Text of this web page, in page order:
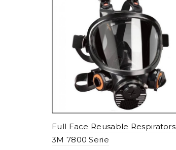
Full Face Reusable Respirators
3M 7800 Serie